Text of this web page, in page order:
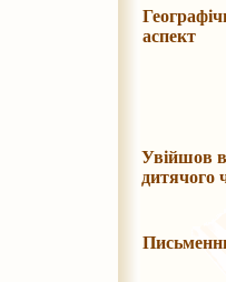
аспект
Увійшов
дитячого